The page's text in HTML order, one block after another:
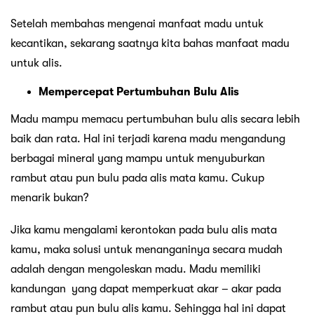
Setelah membahas mengenai manfaat madu untuk
kecantikan, sekarang saatnya kita bahas manfaat madu
untuk alis.
Mempercepat Pertumbuhan Bulu Alis
Madu mampu memacu pertumbuhan bulu alis secara lebih
baik dan rata. Hal ini terjadi karena madu mengandung
berbagai mineral yang mampu untuk menyuburkan
rambut atau pun bulu pada alis mata kamu. Cukup
menarik bukan?
Jika kamu mengalami kerontokan pada bulu alis mata
kamu, maka solusi untuk menanganinya secara mudah
adalah dengan mengoleskan madu. Madu memiliki
kandungan yang dapat memperkuat akar – akar pada
rambut atau pun bulu alis kamu. Sehingga hal ini dapat